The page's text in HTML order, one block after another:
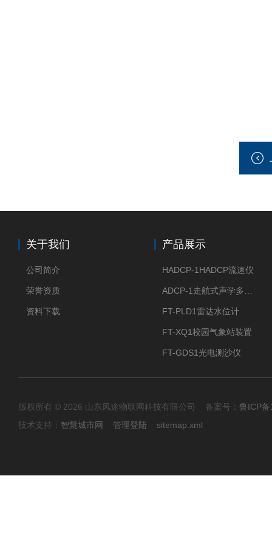
关于我们
公司简介
荣誉资质
资料下载
产品展示
HADCP-1HADCP流速仪
FT-PLD1雷达水位计
FT-XQ1校园气象站装置
FT-GDS1光电测沙仪
版权所有 © 2026 山东风途物联网科技有限公司 备案号： 鲁ICP
技术支持： 智慧城市网 管理登陆 sitemap.xml